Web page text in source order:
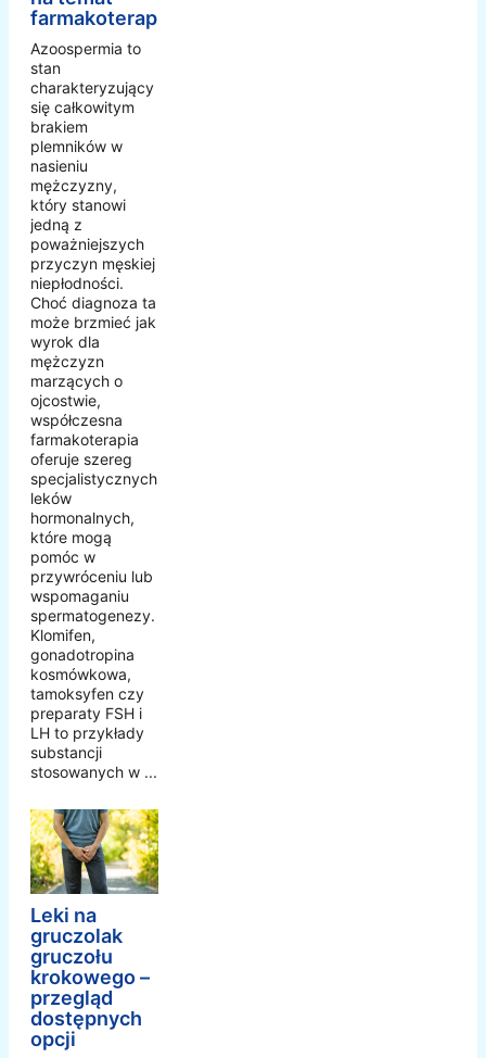
farmakoterapii
Azoospermia to
stan
charakteryzujący
się całkowitym
brakiem
plemników w
nasieniu
mężczyzny,
który stanowi
jedną z
poważniejszych
przyczyn męskiej
niepłodności.
Choć diagnoza ta
może brzmieć jak
wyrok dla
mężczyzn
marzących o
ojcostwie,
współczesna
farmakoterapia
oferuje szereg
specjalistycznych
leków
hormonalnych,
które mogą
pomóc w
przywróceniu lub
wspomaganiu
spermatogenezy.
Klomifen,
gonadotropina
kosmówkowa,
tamoksyfen czy
preparaty FSH i
LH to przykłady
substancji
stosowanych w ...
Leki na
gruczolak
gruczołu
krokowego –
przegląd
dostępnych
opcji